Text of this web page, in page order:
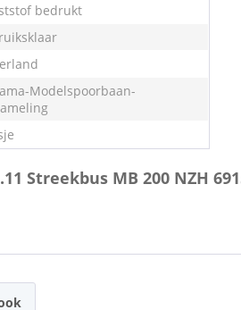
bedrukt
Modelspoorbaan-
Streekbus MB 200 NZH